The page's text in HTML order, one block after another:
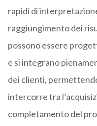
rapidi di
raggiungimento dei
possono essere
e si integrano
dei clienti,
intercorre tra
completamento del